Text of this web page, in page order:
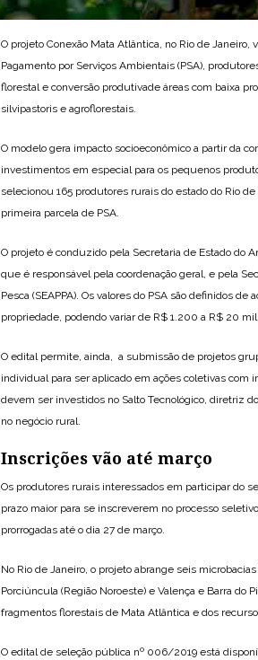
O projeto Conexão Mata Atlântica, no Rio de
Pagamento por Serviços Ambientais (PSA),
florestal e conversão produtivade áreas com baixa
silvipastoris e agroflorestais.
O modelo gera impacto socioeconômico a partir da
investimentos em especial para os pequenos
selecionou 165 produtores rurais do estado do Rio
primeira parcela de PSA.
O projeto é conduzido pela Secretaria de Estado do
que é responsável pela coordenação geral, e pela
Pesca (SEAPPA). Os valores do PSA são definidos
propriedade, podendo variar de R$ 1.200 a R$ 20
O edital permite, ainda, a submissão de projetos
individual para ser aplicado em ações coletivas com
devem ser investidos no Salto Tecnológico, diretriz
no negócio rural.
Inscrições vão até março
Os produtores rurais interessados em participar do
prazo maior para se inscreverem no processo
prorrogadas até o dia 27 de março.
No Rio de Janeiro, o projeto abrange seis
Porciúncula (Região Noroeste) e Valença e Barra do
fragmentos florestais de Mata Atlântica e dos
O edital de seleção pública nº 006/2019 está